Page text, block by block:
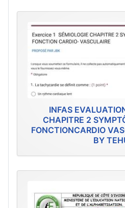
INFAS
CHAPITRE 2
FONCTIONCARDIO
BY